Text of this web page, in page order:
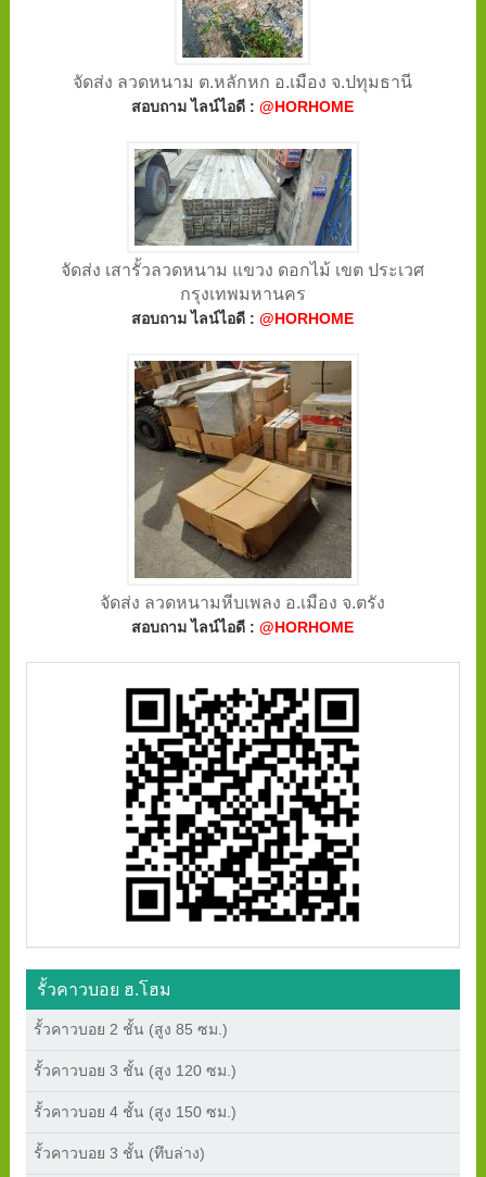
จัดส่ง ลวดหนาม ต.หลักหก อ.เมือง จ.ปทุมธานี
สอบถาม ไลน์ไอดี :@HORHOME
จัดส่ง เสารั้วลวดหนาม แขวง ดอกไม้ เขต ประเวศ
กรุงเทพมหานคร
สอบถาม ไลน์ไอดี :@HORHOME
จัดส่ง ลวดหนามหีบเพลง อ.เมือง จ.ตรัง
สอบถาม ไลน์ไอดี :@HORHOME
รั้วคาวบอย ฮ.โฮม
รั้วคาวบอย 2 ชั้น (สูง 85 ซม.)
รั้วคาวบอย 3 ชั้น (สูง 120 ซม.)
รั้วคาวบอย 4 ชั้น (สูง 150 ซม.)
รั้วคาวบอย 3 ชั้น (ทึบล่าง)